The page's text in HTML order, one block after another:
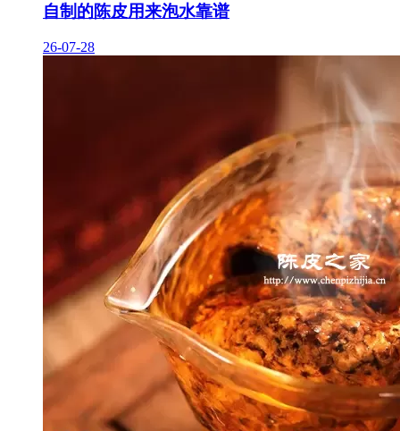
自制的陈皮用来泡水靠谱
26-07-28